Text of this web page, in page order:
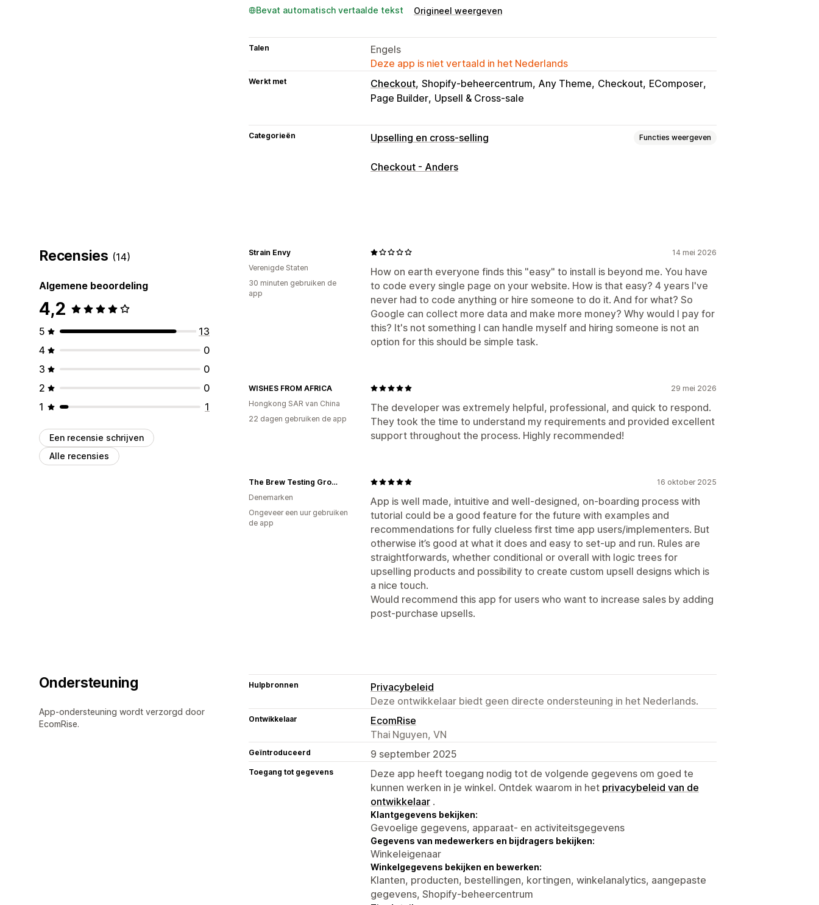
Bevat automatisch vertaalde tekst Origineel weergeven
Talen
Engels
Deze app is niet vertaald in het Nederlands
Werkt met Checkout Shopify-beheercentrum Any Theme Checkout EComposer
Page Builder Upsell & Cross-sale
Categorieën Upselling en cross-selling Functies weergeven
Aanpassing
Analytics
A/B-testen Doorklikpercentages Conversiepercentages
Checkout - Anders
Recensies (14)
Algemene beoordeling
4,2
5
13
4
0
3
0
2
0
1
1
Een recensie schrijven
Alle recensies
14 mei 2026
How on earth everyone finds this "easy" to install is beyond me. You have
to code every single page on your website. How is that easy? 4 years I've
never had to code anything or hire someone to do it. And for what? So
Google can collect more data and make more money? Why would I pay for
this? It's not something I can handle myself and hiring someone is not an
option for this should be simple task.
Strain Envy
Verenigde Staten
30 minuten gebruiken de
app
29 mei 2026
The developer was extremely helpful, professional, and quick to respond.
They took the time to understand my requirements and provided excellent
support throughout the process. Highly recommended!
WISHES FROM AFRICA
Hongkong SAR van China
22 dagen gebruiken de app
16 oktober 2025
App is well made, intuitive and well-designed, on-boarding process with
tutorial could be a good feature for the future with examples and
recommendations for fully clueless first time app users/implementers. But
otherwise it’s good at what it does and easy to set-up and run. Rules are
straightforwards, whether conditional or overall with logic trees for
upselling products and possibility to create custom upsell designs which is
a nice touch.
Would recommend this app for users who want to increase sales by adding
post-purchase upsells.
The Brew Testing Grounds
Denemarken
Ongeveer een uur gebruiken
de app
Ondersteuning
App-ondersteuning wordt verzorgd door
EcomRise.
Hulpbronnen
Privacybeleid
Deze ontwikkelaar biedt geen directe ondersteuning in het Nederlands.
Ontwikkelaar
EcomRise
Thai Nguyen, VN
Geïntroduceerd 9 september 2025
Toegang tot gegevens
Deze app heeft toegang nodig tot de volgende gegevens om goed te
kunnen werken in je winkel. Ontdek waarom in het privacybeleid van de
ontwikkelaar .
Klantgegevens bekijken:
Gevoelige gegevens, apparaat- en activiteitsgegevens
Gegevens van medewerkers en bijdragers bekijken:
Winkeleigenaar
Winkelgegevens bekijken en bewerken:
Klanten, producten, bestellingen, kortingen, winkelanalytics, aangepaste
gegevens, Shopify-beheercentrum